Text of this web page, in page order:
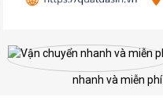
nhanh và miễn phí